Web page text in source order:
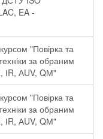
EA -
"Повірка та
за обраним
ІR, АUV, QМ"
"Повірка та
за обраним
ІR, АUV, QМ"